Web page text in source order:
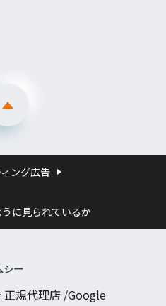
ング広告
に見られているか
正規代理店 /Google